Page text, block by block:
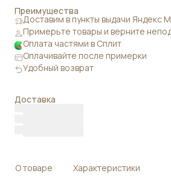
Преимущества
Доставим в пункты выдачи Яндекс
Примерьте товары и верните
Оплата частями в Сплит
Оплачивайте после примерки
Удобный возврат
Доставка
О товаре Характеристики